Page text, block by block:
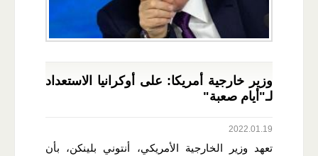
وزير خارجية أمريكا: على أوكرانيا الاستعداد
لـ"أيام صعبة"
2022.01.19
تعهد وزير الخارجية الأمريكي، أنتوني بلينكن، بأن